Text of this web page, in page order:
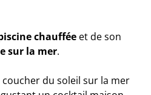
chauffée et de son
sur la mer.
du soleil sur la mer